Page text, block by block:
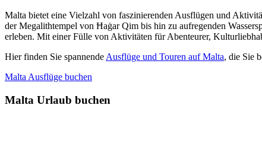
Malta bietet eine Vielzahl von faszinierenden Ausflügen und
der Megalithtempel von Ħaġar Qim bis hin zu aufregenden
erleben. Mit einer Fülle von Aktivitäten für Abenteurer,
Hier finden Sie spannende Ausflüge und Touren auf Malta, die Sie
Malta Ausflüge buchen
Malta Urlaub buchen